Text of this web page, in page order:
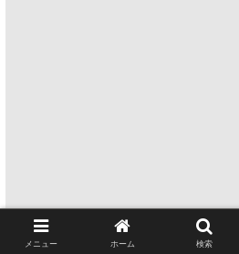
メニュー ホーム 検索